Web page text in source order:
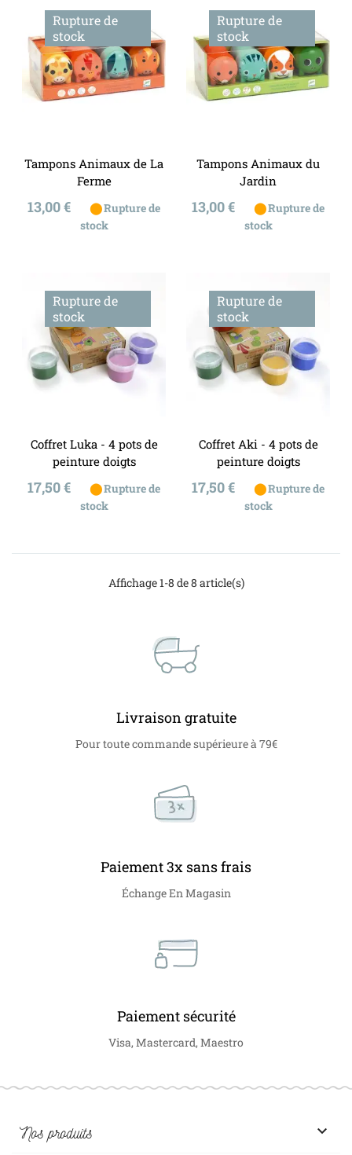
Tampons Animaux de La
Ferme
Prix
13,00 € ⬤Rupture de
stock
Rupture de
stock
Tampons Animaux du
Jardin
Prix
13,00 € ⬤Rupture de
stock
Rupture de
stock
Coffret Luka - 4 pots de
peinture doigts
Prix
17,50 € ⬤Rupture de
stock
Rupture de
stock
Coffret Aki - 4 pots de
peinture doigts
Prix
17,50 € ⬤Rupture de
stock
Rupture de
stock
Affichage 1-8 de 8 article(s)
Livraison gratuite
Pour toute commande supérieure à 79€
Paiement 3x sans frais
Échange En Magasin
Paiement sécurité
Visa, Mastercard, Maestro
Nos produits 